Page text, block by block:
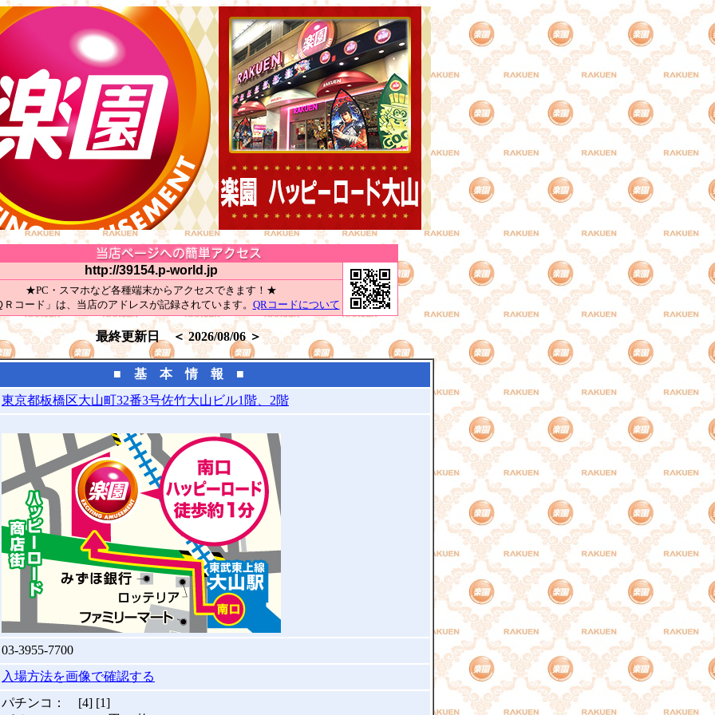
http://39154.p-world.jp
★PC・スマホなど各種端末からアクセスできます！★
Ｒコード」は、当店のアドレスが記録されています。 QRコードについて
最終更新日 ＜ 2026/08/06 ＞
■ 基 本 情 報 ■
東京都板橋区大山町32番3号佐竹大山ビル1階、2階
03-3955-7700
入場方法を画像で確認する
パチンコ： [4] [1]